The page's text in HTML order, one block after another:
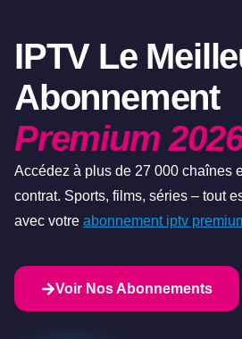
IPTV Le
Abonnement
Premium
Accédez à plus de 27 000 chaînes
contrat. Sports, films, séries – tout
avec votre abonnement iptv
Voir Nos Abonnements